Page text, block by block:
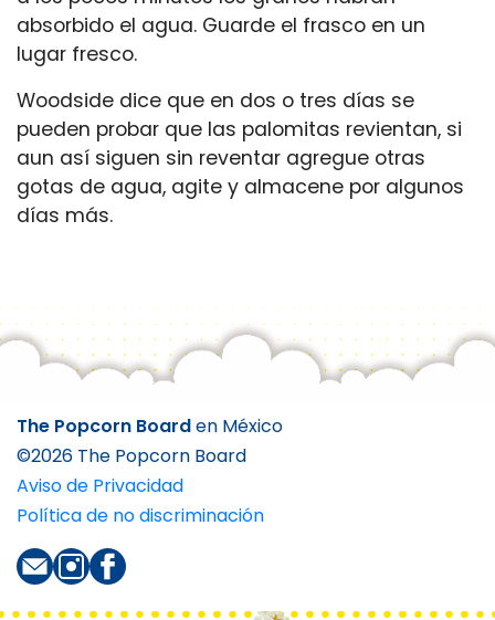
absorbido el agua. Guarde el frasco en un
lugar fresco.
Woodside dice que en dos o tres días se
pueden probar que las palomitas revientan, si
aun así siguen sin reventar agregue otras
gotas de agua, agite y almacene por algunos
días más.
The Popcorn Boarden México
©2026 The Popcorn Board
Aviso de Privacidad
Política de no discriminación